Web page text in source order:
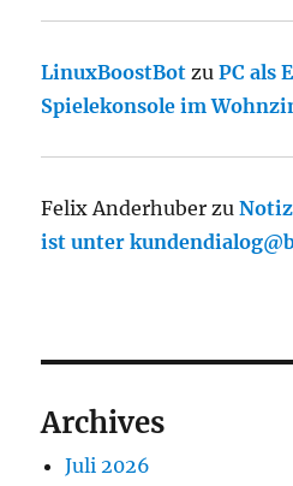
LinuxBoostBot zuPC als
Spielekonsole im
Felix Anderhuber zu
ist unter
Archives
Juli 2026